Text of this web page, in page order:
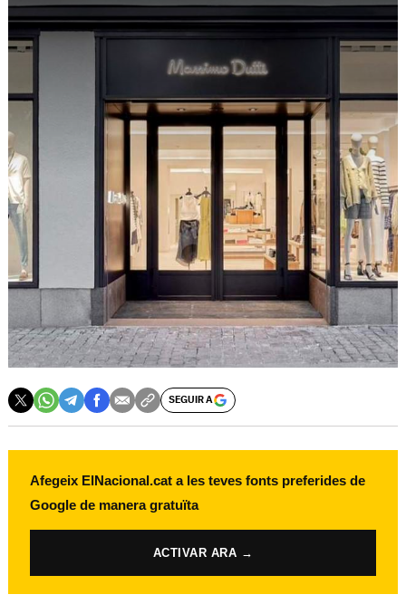
SEGUIR A
Afegeix ElNacional.cat a les teves fonts preferides de
Google de manera gratuïta
ACTIVAR ARA →